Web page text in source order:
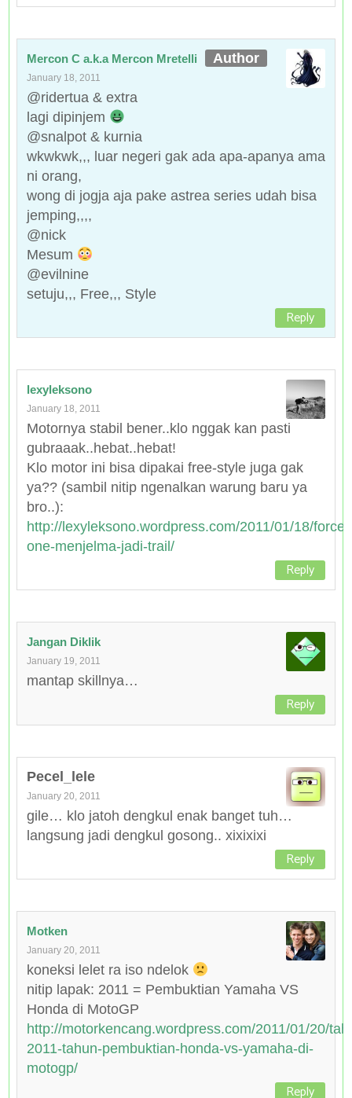
Mercon C a.k.a Mercon Mretelli
January 18, 2011
@ridertua & extra
lagi dipinjem
@snalpot & kurnia
wkwkwk,,, luar negeri gak ada apa-apanya ama
ni orang,
wong di jogja aja pake astrea series udah bisa
jemping,,,,
@nick
Mesum
@evilnine
setuju,,, Free,,, Style
Reply
lexyleksono
January 18, 2011
Motornya stabil bener..klo nggak kan pasti
gubraaak..hebat..hebat!
Klo motor ini bisa dipakai free-style juga gak
ya?? (sambil nitip ngenalkan warung baru ya
bro..):
http://lexyleksono.wordpress.com/2011/01/18/force-
one-menjelma-jadi-trail/
Reply
Jangan Diklik
January 19, 2011
mantap skillnya…
Reply
Pecel_lele
January 20, 2011
gile… klo jatoh dengkul enak banget tuh…
langsung jadi dengkul gosong.. xixixixi
Reply
Motken
January 20, 2011
koneksi lelet ra iso ndelok
nitip lapak: 2011 = Pembuktian Yamaha VS
Honda di MotoGP
http://motorkencang.wordpress.com/2011/01/20/
2011-tahun-pembuktian-honda-vs-yamaha-di-
motogp/
Reply